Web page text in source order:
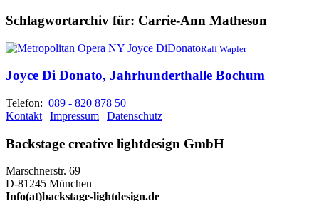
Schlagwortarchiv für: Carrie-Ann Matheson
Ralf Wapler
Joyce Di Donato, Jahrhunderthalle Bochum
Telefon: 089 - 820 878 50
Kontakt | Impressum | Datenschutz
Backstage creative lightdesign GmbH
Marschnerstr. 69
D-81245 München
Info(at)backstage-lightdesign.de